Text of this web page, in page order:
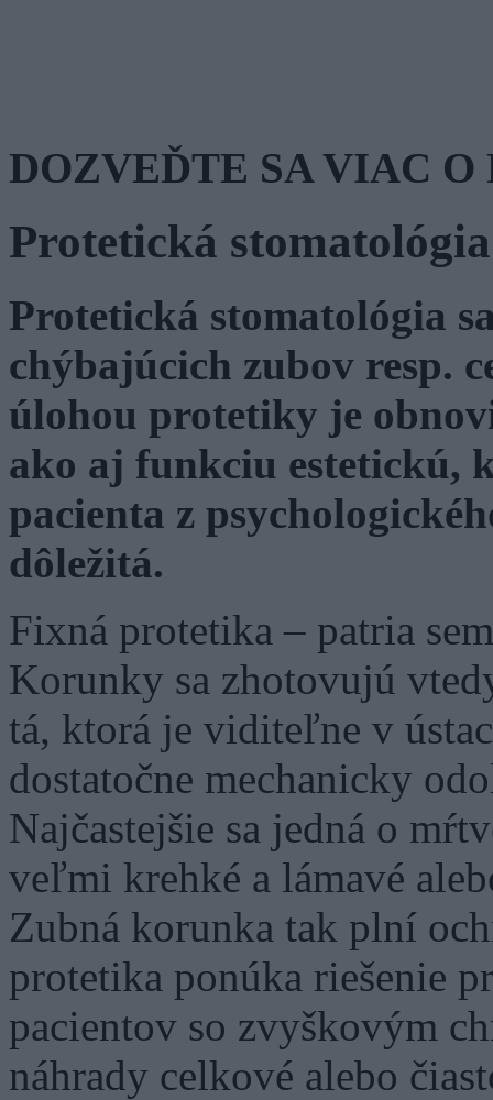
DOZVEĎTE SA VIAC
Protetická stomatológia
Protetická stomatológia
chýbajúcich zubov resp.
úlohou protetiky je
ako aj funkciu estetickú,
pacienta z
dôležitá.
Fixná protetika – patria
Korunky sa zhotovujú
tá, ktorá je viditeľne v
dostatočne mechanicky
Najčastejšie sa jedná o
veľmi krehké a lámavé
Zubná korunka tak plní
protetika ponúka riešenie
pacientov so zvyškovým
náhrady celkové alebo